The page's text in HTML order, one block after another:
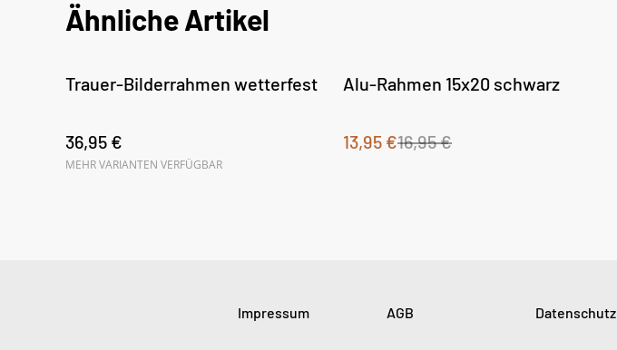
Ähnliche Artikel
Trauer-Bilderrahmen wetterfest
36,95 €
MEHR VARIANTEN VERFÜGBAR
%
Alu-Rahmen 15x20 schwarz
13,95 €16,95 €
Impressum AGB Datenschutz